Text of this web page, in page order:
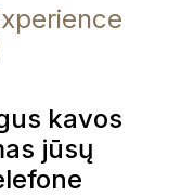
kavos
jūsų